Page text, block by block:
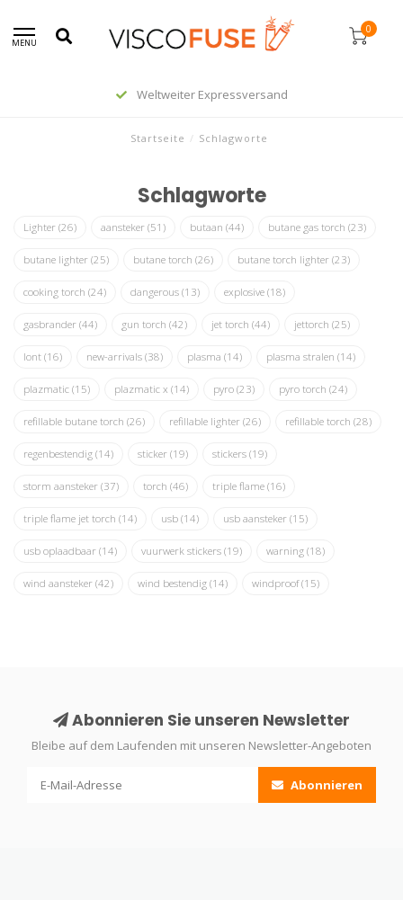
MENU
0
Weltweiter Expressversand
Startseite / Schlagworte
Schlagworte
Lighter (26) aansteker (51) butaan (44) butane gas torch (23)
butane lighter (25) butane torch (26) butane torch lighter (23)
cooking torch (24) dangerous (13) explosive (18)
gasbrander (44) gun torch (42) jet torch (44) jettorch (25)
lont (16) new-arrivals (38) plasma (14) plasma stralen (14)
plazmatic (15) plazmatic x (14) pyro (23) pyro torch (24)
refillable butane torch (26) refillable lighter (26) refillable torch (28)
regenbestendig (14) sticker (19) stickers (19)
storm aansteker (37) torch (46) triple flame (16)
triple flame jet torch (14) usb (14) usb aansteker (15)
usb oplaadbaar (14) vuurwerk stickers (19) warning (18)
wind aansteker (42) wind bestendig (14) windproof(15)
Abonnieren Sie unseren Newsletter
Bleibe auf dem Laufenden mit unseren Newsletter-Angeboten
Abonnieren